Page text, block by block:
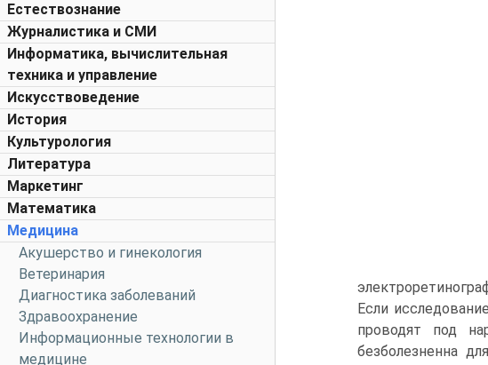
Естествознание
Журналистика и СМИ
Информатика, вычислительная
техника и управление
Искусствоведение
История
Культурология
Литература
Маркетинг
Математика
Медицина
Акушерство и гинекология
Ветеринария
Диагностика заболеваний
Здравоохранение
Информационные технологии в
медицине
Если
проводят под
безболезненна